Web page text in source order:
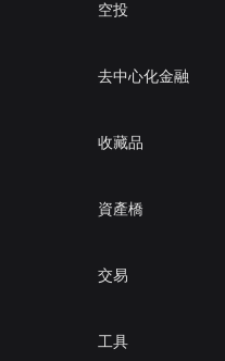
空投
去中心化金融
收藏品
資產橋
交易
工具